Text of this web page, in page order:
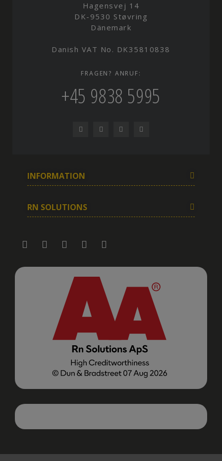
Hagensvej 14
DK-9530 Støvring
Dänemark
Danish VAT No. DK35810838
FRAGEN? ANRUF:
+45 9838 5995
INFORMATION
RN SOLUTIONS